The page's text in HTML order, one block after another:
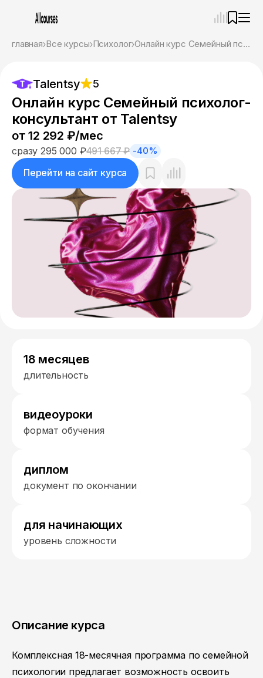
главная Все курсы Психолог Онлайн курс Семейный психолог-консультант от Talentsy
Talentsy 5
Онлайн курс Семейный психолог-
консультант от Talentsy
от 12 292 ₽/мес
сразу 295 000 ₽491 667 ₽ -40%
Перейти на сайт курса
18 месяцев
длительность
видеоуроки
формат обучения
диплом
документ по окончании
для начинающих
уровень сложности
Описание курса
Комплексная 18-месячная программа по семейной
психологии предлагает возможность освоить
Привет! Я Ваш карьерный навигатор. Подберу
курсы, которые соответствует именно вашим
целям.
Пожалуйста, ответьте на несколько вопросов,
чтобы начать.
Приступим?